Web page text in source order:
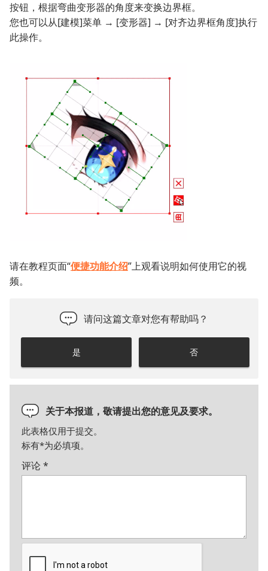
按钮，根据弯曲变形器的角度来变换边界框。
您也可以从[建模]菜单 → [变形器] → [对齐边界框角度]执行
此操作。
请在教程页面“便捷功能介绍”上观看说明如何使用它的视
频。
请问这篇文章对您有帮助吗？
是 否
关于本报道，敬请提出您的意见及要求。
此表格仅用于提交。
标有*为必填项。
评论*